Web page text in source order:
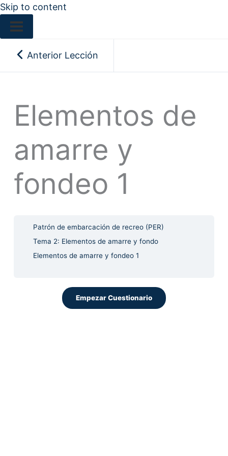
Skip to content
Anterior Lección
Elementos de
amarre y
fondeo 1
Patrón de embarcación de recreo (PER)
Tema 2: Elementos de amarre y fondo
Elementos de amarre y fondeo 1